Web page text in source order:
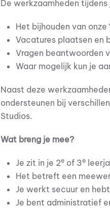
De werkzaamheden
Het bijhouden van onze
Vacatures plaatsen en
Vragen beantwoorden
Waar mogelijk kun je
Naast deze
ondersteunen bij
Studios.
Wat breng je mee?
Je zit in je 2e of 3e
Het betreft een
Je werkt secuur en
Je bent administratief